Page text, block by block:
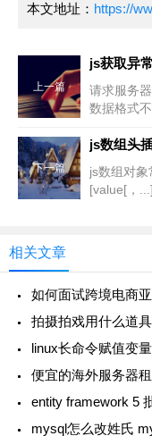
本文地址： https://
上一篇
js获取异
请求服务
数据格式
确处理数
下一篇
js数组头
js数组对象
[value[，
相关文章
如何面试跨境电商
拍摄拍戏用什么道
linux长命令赋值变
entity framework 5
mysql怎么改姓氏